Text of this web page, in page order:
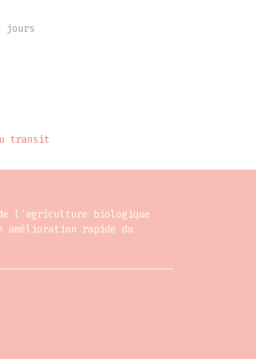
jours
transit
de l'agriculture biologique
rapide du